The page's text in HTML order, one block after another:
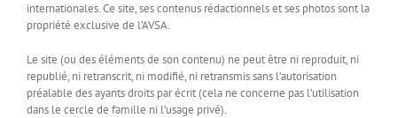
internationales. Ce site, ses contenus rédactionnels et ses photos sont la
propriété exclusive de l’AVSA.
Le site (ou des éléments de son contenu) ne peut être ni reproduit, ni
republié, ni retranscrit, ni modifié, ni retransmis sans l’autorisation
préalable des ayants droits par écrit (cela ne concerne pas l’utilisation
dans le cercle de famille ni l’usage privé).